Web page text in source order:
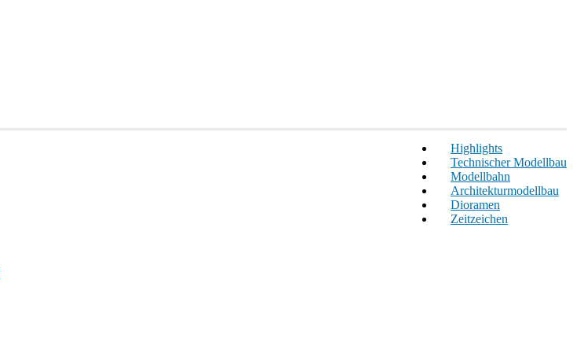
Highlights
Technischer Modellbau
Modellbahn
Architekturmodellbau
Dioramen
Zeitzeichen